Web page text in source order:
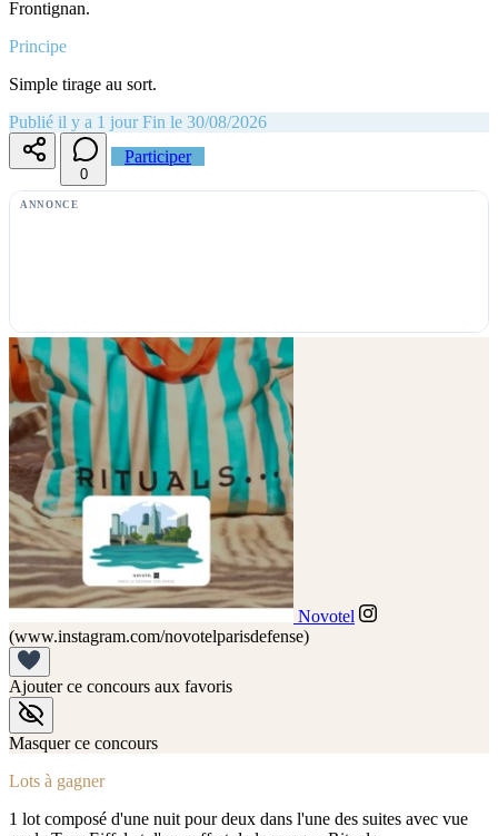
Frontignan.
Principe
Simple tirage au sort.
Publié il y a 1 jour Fin le 30/08/2026
0
Participer
ANNONCE
Novotel
(www.instagram.com/novotelparisdefense)
Ajouter ce concours aux favoris
Masquer ce concours
Lots à gagner
1 lot composé d'une nuit pour deux dans l'une des suites avec vue